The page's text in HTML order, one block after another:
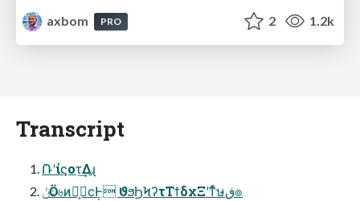
axbom
PRO 2 1.2k
Transcript
݁Ռʹίϛοτ͢Δɻ
ݩӦۀ৬ͷԶ͕ϲ݄Ͱ ϑϧϦϞʔτΤϯδχΞʹͳͬͨษڧ๏